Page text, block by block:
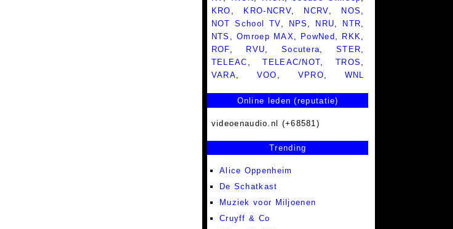
KRO , KRO-NCRV, NCRV, NOS ,
NOT School TV, NPS , NRU, NTR,
NTS ,Omroep MAX, PowNed , RKK,
ROF, RVU, Socutera,STER,
TELEAC ,TELEAC/NOT,TROS ,
VARA, VOO , VPRO, WNL
Online leden (reputatie)
videoenaudio.nl (+68581)
Trending
Alice Oppenheim
De Schatkast
Muziek voor Miljoenen
Cruyff & Co